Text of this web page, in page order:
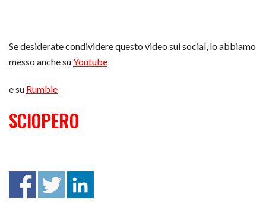
Se desiderate condividere questo video sui social, lo abbiamo
messo anche suYoutube
e su Rumble
SCIOPERO